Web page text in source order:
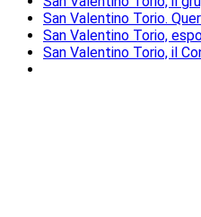
San Valentino Torio.
San Valentino Torio,
San Valentino Torio, il